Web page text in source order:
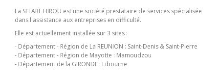
La SELARL HIROU est une société prestataire de services spécialisée
dans l'assistance aux entreprises en difficulté.
Elle est actuellement installée sur 3 sites :
- Département - Région de La REUNION : Saint-Denis & Saint-Pierre
- Département - Région de Mayotte : Mamoudzou
- Département de la GIRONDE : Libourne